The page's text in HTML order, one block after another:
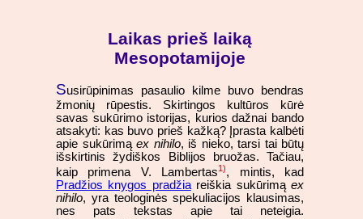
Laikas prieš laiką
Mesopotamijoje
Susirūpinimas pasaulio kilme buvo bendras
žmonių rūpestis. Skirtingos kultūros kūrė
savas sukūrimo istorijas, kurios dažnai bando
atsakyti: kas buvo prieš kažką? Įprasta kalbėti
apie sukūrimą ex nihilo, iš nieko, tarsi tai būtų
išskirtinis žydiškos Biblijos bruožas. Tačiau,
kaip primena V. Lambertas1), mintis, kad
Pradžios knygos pradžiareiškia sukūrimąex
nihilo, yra teologinės spekuliacijos klausimas,
nes pats tekstas apie tai neteigia.